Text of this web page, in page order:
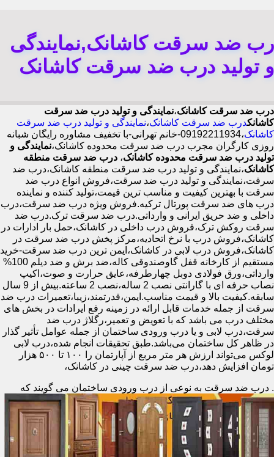
ضد سرقت کاشانک,نمایندگی
و تولید درب ضد سرقت کاشانک
درب ضد سرقت کاشانک،نمایندگی و تولید درب ضد سرقت
کاشانکدرب ضد سرقت کاشانک،نمایندگی و تولید درب ضد سرقت
کاشانک
،09192211934-خانم تهرانی-با تخفیف مشاوره رایگان شبانه
روزی کارگران مجرب درب ضد سرقت محدوده کاشانک،نمایندگی و
تولید درب ضد سرقت محدوده کاشانک، درب ضد سرقت منطقه
کاشانک،نمایندگی و تولید درب ضد سرقت منطقه کاشانک،درب ضد
سرقت،نمایندگی و تولید درب ضد سرقت،فروش انواع درب ضد
سرقت با بهترین کیفیت و مناسب ترین قیمت،تولید کننده و نماینده
درب های ضد سرقت پورتال ترکیه.فروش ویژه درب ضد سرقت،درب
داخلی و ضد حریق ایرانی و وارداتی.درب ضد سرقت ترک.درب ضد
سرقت روکش ترک،فروش درب داخلی در کاشانک،حمل بار ادارات در
کاشانک،فروش درب با نرخ اتحادیه،مرکز پخش درب ضد سرقت در
کاشانک،فروش درب لابی در کاشانک،ایمن ترین درب ضد سرقت-خرید
مستقیم از کارخانه قفل گاوصندوقی کاله،ضد برش و ضد دیلم 100%
وارداتی،ورق فولادی دوبل چهارطرفه،عایق حرارت و صوت،اکیپ
نصاب حرفه ای با گارانتی نصب 2 ساله،نصب 2 ساعته.بیش از 9 سال
سابقه.کیفیت بالا و قیمت مناسب.ایمن،قدرتمند،زیبا،تعمیرات درب ضد
سرقت از جمله خدمات قابل ارائه در زمینه رفع ایرادات در بخش های
مختلف درب می باشد که با تعویض و تعمیر،رگلاژ درب ضد
سرقت،درب لابی و یا درب ورودی ساختمان از جمله عوامل تأثیر گذار
در ظاهر کل ساختمان می‌باشد.طبق تحقیقات انجام شده،درب لابی
لوکس می‌تواند ارزش هر متر مربع از آپارتمان را ۱۰۰ تا ۵۰۰ هزار
تومان افزایش دهد،درب ضد سرقت چینی در کاشانک،
. درب ضد سرقت به نوعی از درب ورودی ساختمان می گویند که